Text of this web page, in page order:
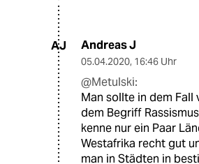
AJ Andreas J
05.04.2020, 16:46 Uhr
@Metulski:
Man sollte in dem
dem Begriff
kenne nur ein Paar
Westafrika recht gut
man in Städten in